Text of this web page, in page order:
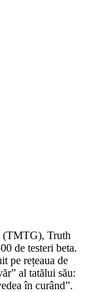
(TMTG), Truth
de testeri beta.
pe rețeaua de
al tatălui său:
în curând”.